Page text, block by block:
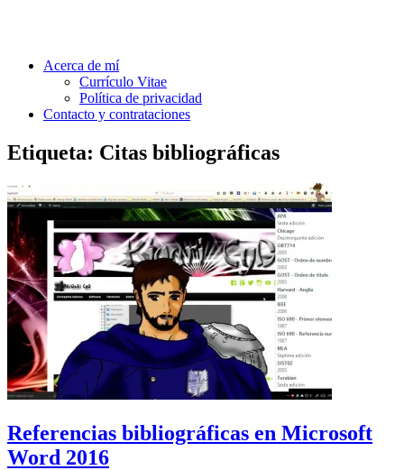
Acerca de mí
Currículo Vitae
Política de privacidad
Contacto y contrataciones
Etiqueta: Citas bibliográficas
Referencias bibliográficas en Microsoft
Word 2016